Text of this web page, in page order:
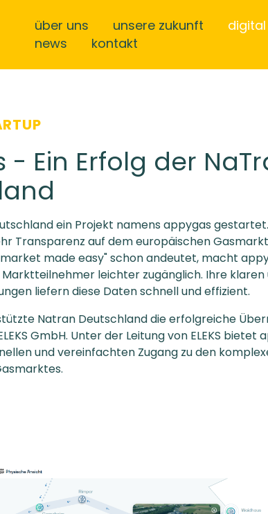
über uns unsere zukunft digital
news
kontakt
Ein Erfolg der
ein Projekt namens appygas
Transparenz auf dem europäischen
made easy" schon andeutet, macht
leichter zugänglich. Ihre klaren
liefern diese Daten schnell und effizient.
Natran Deutschland die erfolgreiche
GmbH. Unter der Leitung von ELEKS bietet
und vereinfachten Zugang zu den